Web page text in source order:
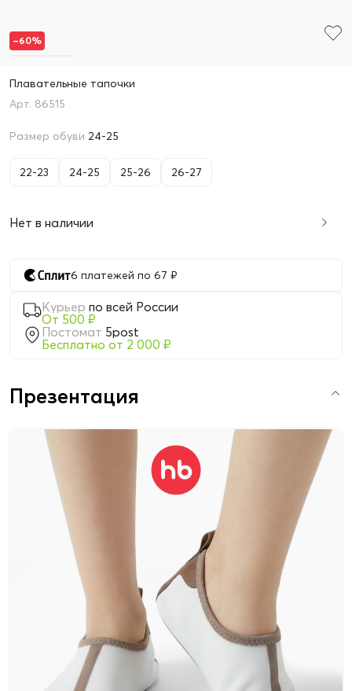
Плавательные тапочки
86515
Размер обуви 24-25
22-23 24-25 25-26 26-27
Нет в наличии
6 платежей по 67 ₽
Курьер по всей России
От 500 ₽
Постомат 5post
Бесплатно от 2 000 ₽
–60%
Презентация